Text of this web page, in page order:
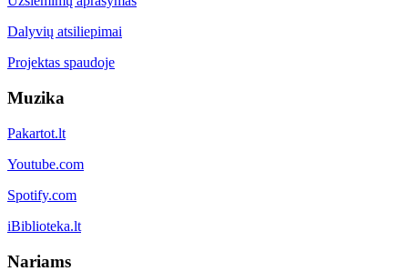
Dalyvių atsiliepimai
Projektas spaudoje
Muzika
Pakartot.lt
Youtube.com
Spotify.com
iBiblioteka.lt
Nariams